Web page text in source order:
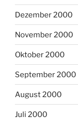
Dezember 2000
November 2000
Oktober 2000
September 2000
August 2000
Juli 2000